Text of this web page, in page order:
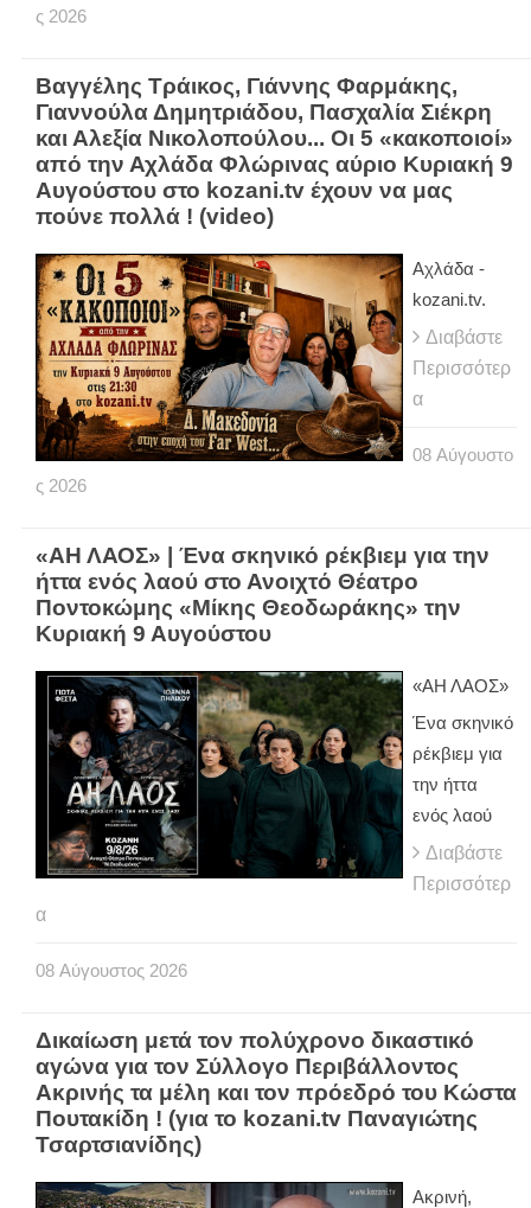
ς 2026
Βαγγέλης Τράικος, Γιάννης Φαρμάκης,
Γιαννούλα Δημητριάδου, Πασχαλία Σιέκρη
και Αλεξία Νικολοπούλου... Οι 5 «κακοποιοί»
από την Αχλάδα Φλώρινας αύριο Κυριακή 9
Αυγούστου στο kozani.tv έχουν να μας
πούνε πολλά ! (video)
Αχλάδα -
kozani.tv.
Διαβάστε
Περισσότερ
α
08 Αύγουστο
ς 2026
«ΑΗ ΛΑΟΣ» | Ένα σκηνικό ρέκβιεμ για την
ήττα ενός λαού στο Ανοιχτό Θέατρο
Ποντοκώμης «Μίκης Θεοδωράκης» την
Κυριακή 9 Αυγούστου
«ΑΗ ΛΑΟΣ»
Ένα σκηνικό
ρέκβιεμ για
την ήττα
ενός λαού
Διαβάστε
Περισσότερ
α
08 Αύγουστος 2026
Δικαίωση μετά τον πολύχρονο δικαστικό
αγώνα για τον Σύλλογο Περιβάλλοντος
Ακρινής τα μέλη και τον πρόεδρό του Κώστα
Πουτακίδη ! (για το kozani.tv Παναγιώτης
Τσαρτσιανίδης)
Ακρινή,